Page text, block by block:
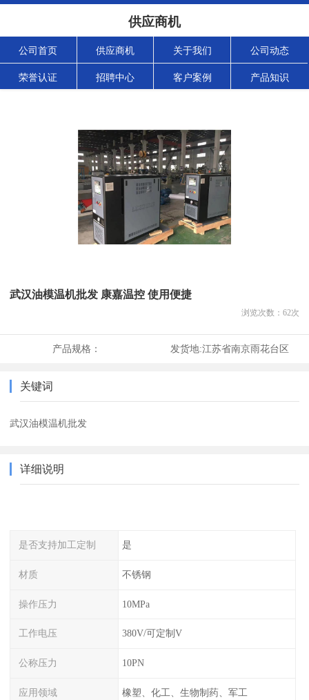
供应商机
公司首页 供应商机 关于我们 公司动态
荣誉认证 招聘中心 客户案例 产品知识
武汉油模温机批发 康嘉温控 使用便捷
浏览次数： 62次
产品规格： 发货地:江苏省南京雨花台区
关键词
武汉油模温机批发
详细说明
是否支持加工定制 是
材质 不锈钢
操作压力 10MPa
工作电压 380V/可定制V
公称压力 10PN
应用领域 橡塑、化工、生物制药、军工